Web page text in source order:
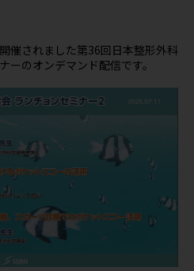
催されました第36回日本整形外科
ーのオンデマンド配信です。